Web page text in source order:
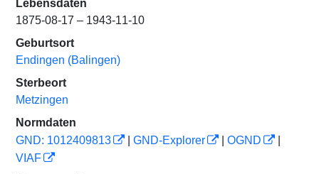
Lebensdaten
1875-08-17 – 1943-11-10
Geburtsort
Endingen (Balingen)
Sterbeort
Metzingen
Normdaten
GND: 1012409813
GND-Explorer OGND
VIAF